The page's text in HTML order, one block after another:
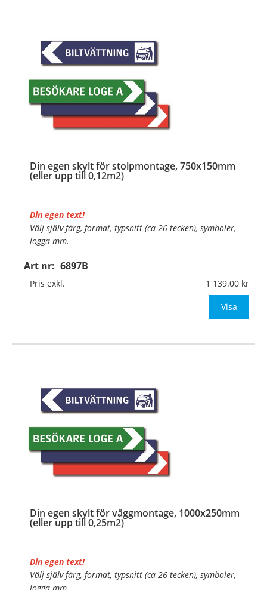
Din egen skylt för stolpmontage, 750x150mm
(eller upp till 0,12m2)
Art nr: 6897B
Din egen text!
Välj själv färg, format, typsnitt (ca 26 tecken), symboler,
logga mm.
Material:Kantvikt aluminium, 2mm (stolpmontage)
Mått:750x150mm (eller annat mått upp till 0,12m²)
Pris exkl. 1 139.00
Visa
Din egen skylt för väggmontage, 1000x250mm
(eller upp till 0,25m2)
Din egen text!
Välj själv färg, format, typsnitt (ca 26 tecken), symboler,